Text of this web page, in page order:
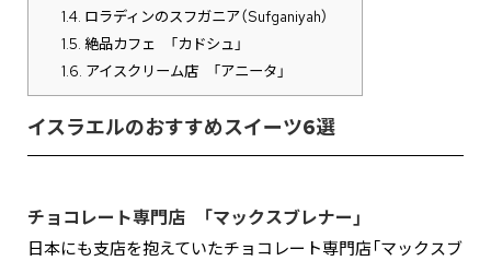
1.4. ロラディンのスフガニア（Sufganiyah）
1.5. 絶品カフェ 「カドシュ」
1.6. アイスクリーム店 「アニータ」
イスラエルのおすすめスイーツ6選
チョコレート専門店 「マックスブレナー」
日本にも支店を抱えていたチョコレート専門店「マックスブ